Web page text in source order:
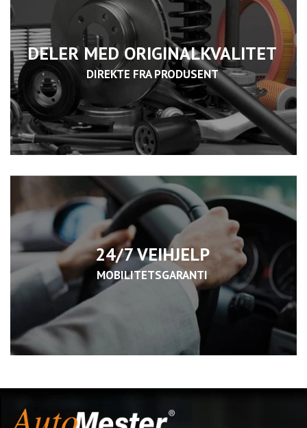
DELER MED ORIGINALKVALITET
DIREKTE FRA PRODUSENT
24/7 VEIHJELP
MOBILITETSGARANTI